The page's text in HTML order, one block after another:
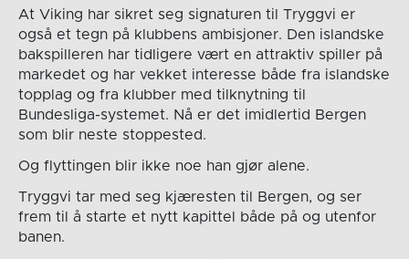
At Viking har sikret seg signaturen til Tryggvi er
også et tegn på klubbens ambisjoner. Den islandske
bakspilleren har tidligere vært en attraktiv spiller på
markedet og har vekket interesse både fra islandske
topplag og fra klubber med tilknytning til
Bundesliga-systemet. Nå er det imidlertid Bergen
som blir neste stoppested.
Og flyttingen blir ikke noe han gjør alene.
Tryggvi tar med seg kjæresten til Bergen, og ser
frem til å starte et nytt kapittel både på og utenfor
banen.